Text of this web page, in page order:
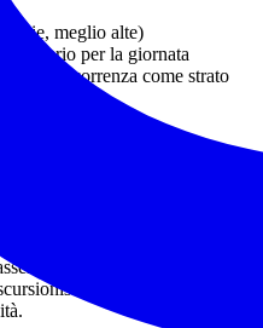
meglio alte)
per la giornata
all'occorrenza come strato
(frutta secca, cioccolata,
e indicazioni utili.
non adeguato
potranno non